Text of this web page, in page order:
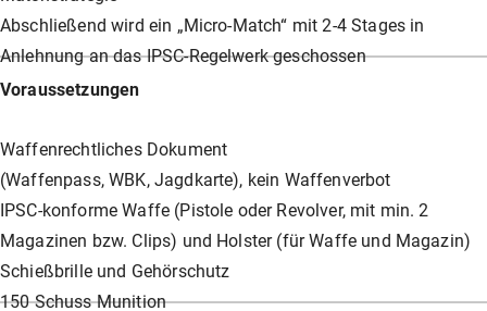
Abschließend wird ein „Micro-Match“ mit 2-4 Stages in
Anlehnung an das IPSC-Regelwerk geschossen
Voraussetzungen
Waffenrechtliches Dokument
(Waffenpass, WBK, Jagdkarte), kein Waffenverbot
IPSC-konforme Waffe (Pistole oder Revolver, mit min. 2
Magazinen bzw. Clips) und Holster (für Waffe und Magazin)
Schießbrille und Gehörschutz
150 Schuss Munition